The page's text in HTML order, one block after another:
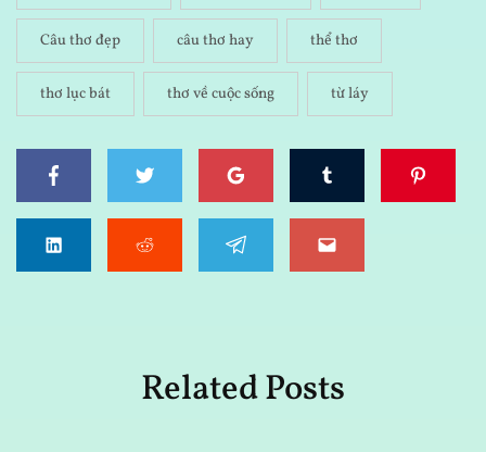
Câu thơ đẹp câu thơ hay thể thơ
thơ lục bát thơ về cuộc sống từ láy
Related Posts